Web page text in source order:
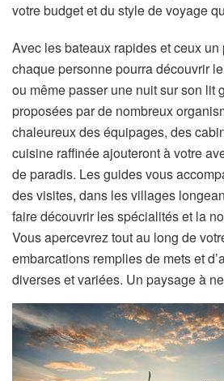
votre budget et du style de voyage
Avec les bateaux rapides et ceux un
chaque personne pourra découvrir
ou même passer une nuit sur son lit
proposées par de nombreux
chaleureux des équipages, des
cuisine raffinée ajouteront à votre
de paradis. Les guides vous
des visites, dans les villages
faire découvrir les spécialités et la
Vous apercevrez tout au long de
embarcations remplies de mets et
diverses et variées. Un paysage à